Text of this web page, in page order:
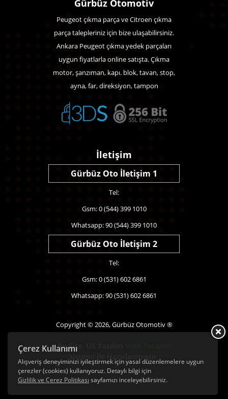
Çerez Kullanımı
Alışveriş deneyiminizi iyileştirmek için yasal düzenlemelere uygun
çerezler (cookies) kullanıyoruz. Detaylı bilgi için
Gizlilik ve Çerez Politikası sayfamızı inceleyebilirsiniz.
Gürbüz Otomotiv
Peugeot çıkma parça ve Citroen çıkma
parça talepleriniz için bize ulaşabilirsiniz.
Ankara Peugeot çıkma yedek parçaları
uygun fiyatlarla online satışta. Çıkma
motor, şanzıman, kapı. blok, tavan, stop,
ayna, far, direksiyon, tampon
İletişim
Gürbüz Oto İletişim 1
Tel:
Gsm: 0 (544) 399 1010
Whatsapp: 90 (544) 399 1010
Gürbüz Oto İletişim 2
Tel:
Gsm: 0 (531) 602 6861
Whatsapp: 90 (531) 602 6861
Copyright © 2026, Gürbüz Otomotiv ®
Bu Site,